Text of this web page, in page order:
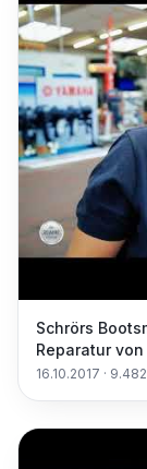
Schrörs
Reparatur
16.10.2017 · 9.482